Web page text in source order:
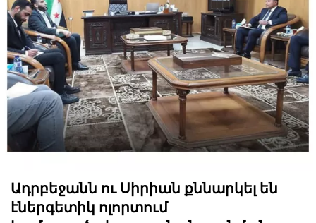
Ադրբեջանն ու Սիրիան քննարկել են
էներգետիկ ոլորտում